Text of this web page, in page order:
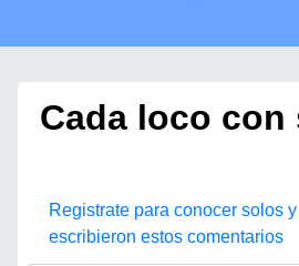
Cada loco con
Registrate para conocer solos
escribieron estos comentarios